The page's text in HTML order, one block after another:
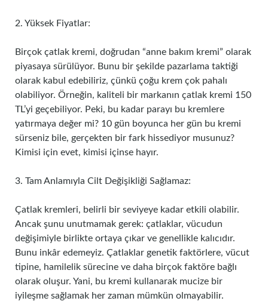
2. Yüksek Fiyatlar:
Birçok çatlak kremi, doğrudan “anne bakım kremi” olarak
piyasaya sürülüyor. Bunu bir şekilde pazarlama taktiği
olarak kabul edebiliriz, çünkü çoğu krem çok pahalı
olabiliyor. Örneğin, kaliteli bir markanın çatlak kremi 150
TL’yi geçebiliyor. Peki, bu kadar parayı bu kremlere
yatırmaya değer mi? 10 gün boyunca her gün bu kremi
sürseniz bile, gerçekten bir fark hissediyor musunuz?
Kimisi için evet, kimisi içinse hayır.
3. Tam Anlamıyla Cilt Değişikliği Sağlamaz:
Çatlak kremleri, belirli bir seviyeye kadar etkili olabilir.
Ancak şunu unutmamak gerek: çatlaklar, vücudun
değişimiyle birlikte ortaya çıkar ve genellikle kalıcıdır.
Bunu inkâr edemeyiz. Çatlaklar genetik faktörlere, vücut
tipine, hamilelik sürecine ve daha birçok faktöre bağlı
olarak oluşur. Yani, bu kremi kullanarak mucize bir
iyileşme sağlamak her zaman mümkün olmayabilir.